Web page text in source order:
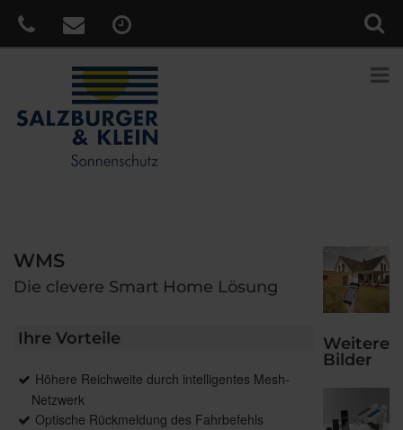
WMS
Die clevere Smart Home Lösung
Ihre Vorteile
Höhere Reichweite durch intelligentes Mesh-
Netzwerk
Optische Rückmeldung des Fahrbefehls
Weitere
Bilder